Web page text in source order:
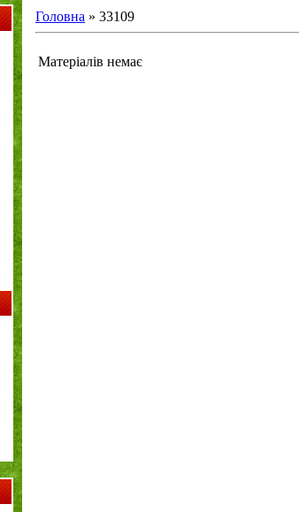
Головна » 33109
Матеріалів немає